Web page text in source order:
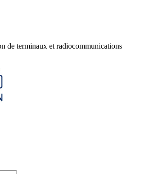
de terminaux et radiocommunications